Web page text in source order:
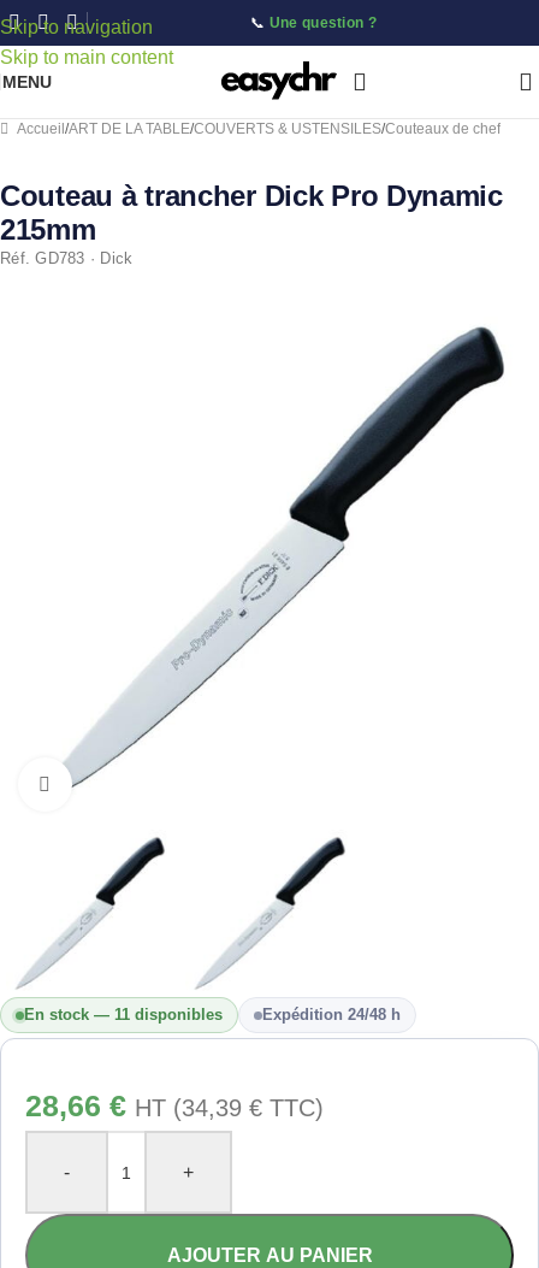
Skip to navigation
Skip to main content
📞 Une question ?
MENU
Accueil /ART DE LA TABLE/COUVERTS & USTENSILES/Couteaux de chef
Couteau à trancher Dick Pro Dynamic
215mm
Réf. GD783 · Dick
Cliquez pour agrandir
En stock — 11 disponibles Expédition 24/48 h
28,66 € HT (34,39 € TTC)
- +
AJOUTER AU PANIER